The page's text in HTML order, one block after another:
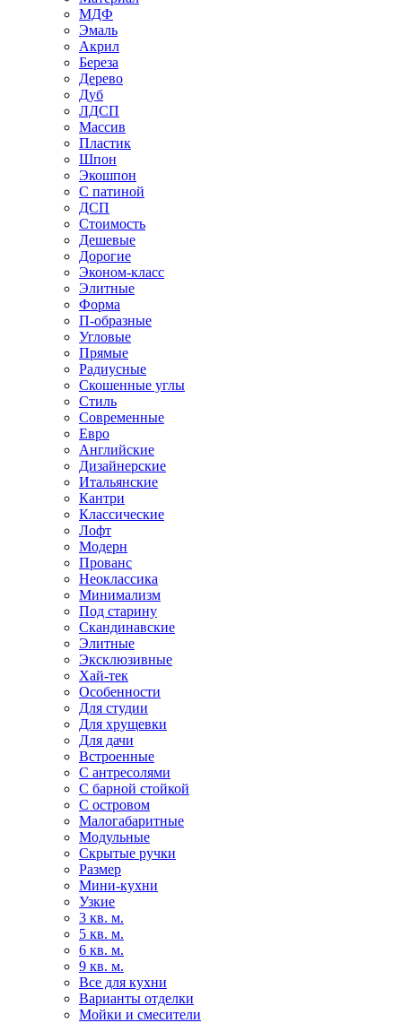
МДФ
Эмаль
Акрил
Береза
Дерево
Дуб
ЛДСП
Массив
Пластик
Шпон
Экошпон
С патиной
ДСП
Стоимость
Дешевые
Дорогие
Эконом-класс
Элитные
Форма
П-образные
Угловые
Прямые
Радиусные
Скошенные углы
Стиль
Современные
Евро
Английские
Дизайнерские
Итальянские
Кантри
Классические
Лофт
Модерн
Прованс
Неоклассика
Минимализм
Под старину
Скандинавские
Элитные
Эксклюзивные
Хай-тек
Особенности
Для студии
Для хрущевки
Для дачи
Встроенные
С антресолями
С барной стойкой
С островом
Малогабаритные
Модульные
Скрытые ручки
Размер
Мини-кухни
Узкие
3 кв. м.
5 кв. м.
6 кв. м.
9 кв. м.
Все для кухни
Варианты отделки
Мойки и смесители